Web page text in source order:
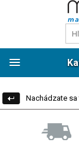
Nachádzate sa